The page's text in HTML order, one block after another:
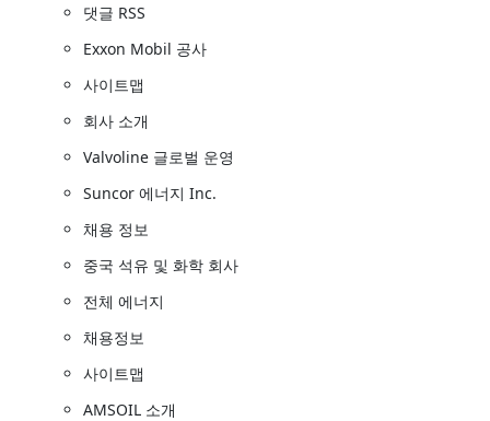
댓글 RSS
Exxon Mobil 공사
사이트맵
회사 소개
Valvoline 글로벌 운영
Suncor 에너지 Inc.
채용 정보
중국 석유 및 화학 회사
전체 에너지
채용정보
사이트맵
AMSOIL 소개